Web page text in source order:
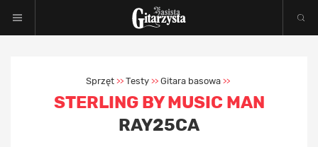
Sprzęt >> Testy >> Gitara basowa >>
STERLING BY MUSIC MAN
RAY25CA